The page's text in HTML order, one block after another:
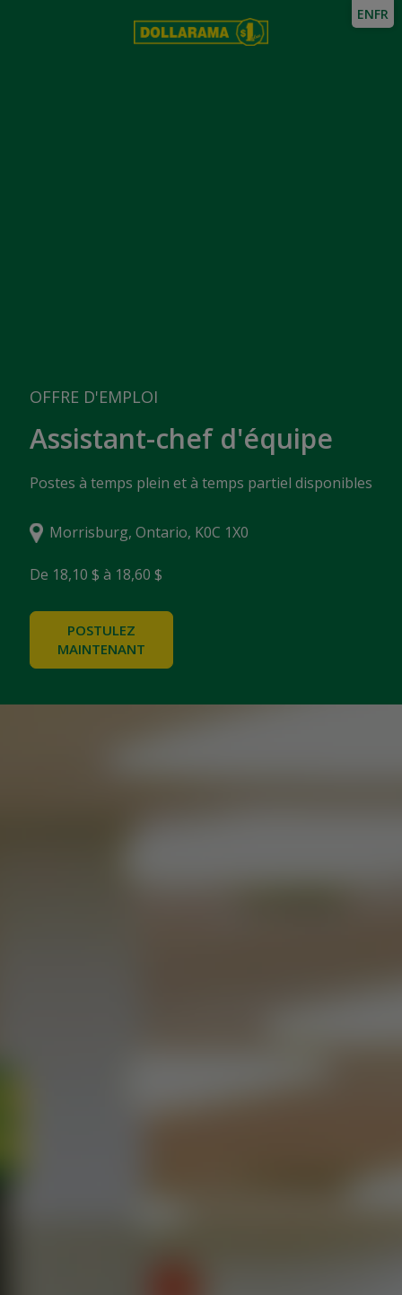
OFFRE D'EMPLOI
Assistant-chef d'équipe
Postes à temps plein et à temps partiel disponibles
Morrisburg, Ontario, K0C 1X0
De 18,10 $ à 18,60 $
POSTULEZ
MAINTENANT
ENFR